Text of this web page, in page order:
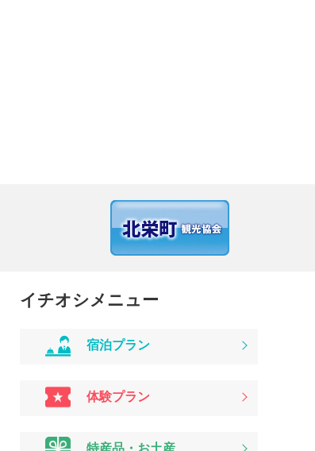
イチオシメニュー
宿泊プラン
体験プラン